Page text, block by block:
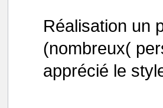
Réalisation un
(nombreux(
apprécié le